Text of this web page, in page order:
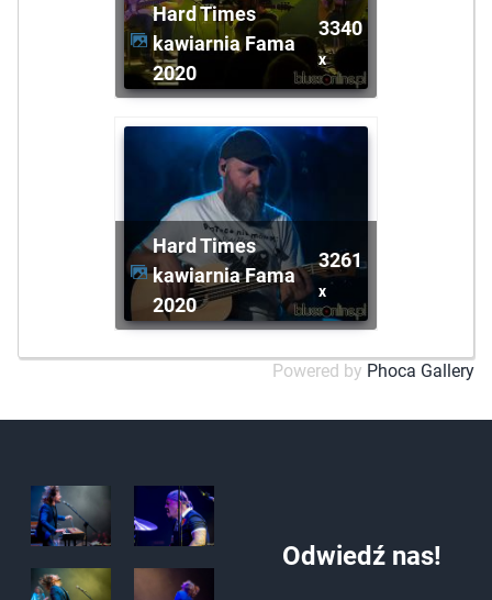
Hard Times
kawiarnia Fama
2020
3340
x
Hard Times
kawiarnia Fama
2020
3261
x
Powered by Phoca Gallery
Odwiedź nas!